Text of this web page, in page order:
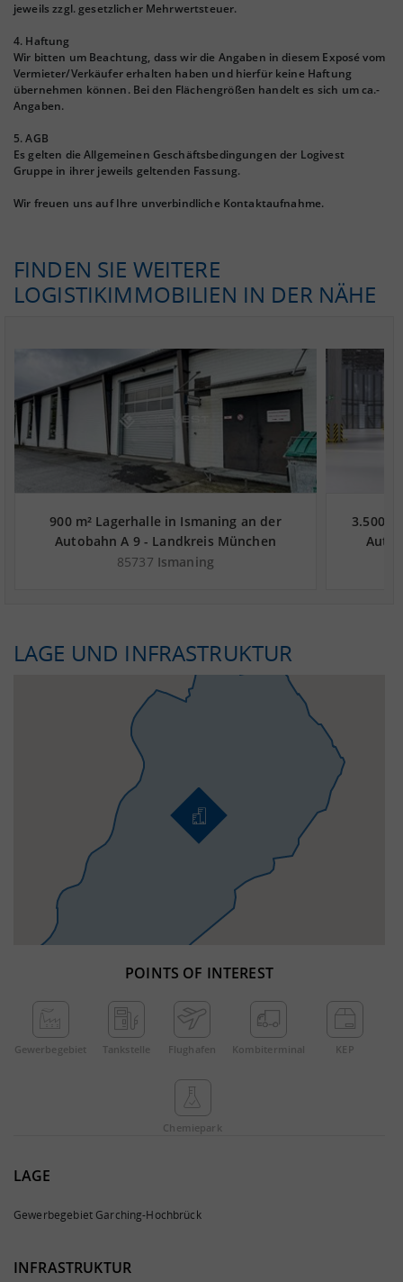
jeweils zzgl. gesetzlicher Mehrwertsteuer.
4. Haftung
Wir bitten um Beachtung, dass wir die Angaben in diesem Exposé vom
Vermieter/Verkäufer erhalten haben und hierfür keine Haftung
übernehmen können. Bei den Flächengrößen handelt es sich um ca.-
Angaben.
5. AGB
Es gelten die Allgemeinen Geschäftsbedingungen der Logivest
Gruppe in ihrer jeweils geltenden Fassung.
Wir freuen uns auf Ihre unverbindliche Kontaktaufnahme.
FINDEN SIE WEITERE
LOGISTIKIMMOBILIEN IN DER NÄHE
900 m² Lagerhalle in Ismaning an der
Autobahn A 9 - Landkreis München
85737 Ismaning
3.500
LAGE UND INFRASTRUKTUR
POINTS OF INTEREST
Gewerbe­gebiet Tankstelle Flughafen Kombi­terminal KEP
Chemie­park
LAGE
Gewerbegebiet Garching-Hochbrück
INFRASTRUKTUR